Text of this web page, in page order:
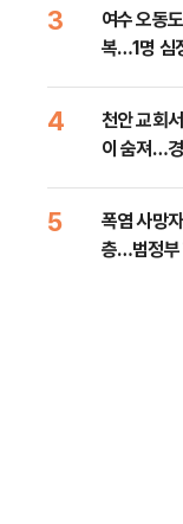
3
여수 오동
복…1명 심
4
천안 교회
이 숨져…
5
폭염 사망
층…범정부